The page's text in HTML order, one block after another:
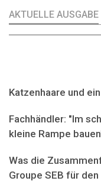
AKTUELLE AUSGABE
Katzenhaare und
Fachhändler: "Im
kleine Rampe
Was die
Groupe SEB für